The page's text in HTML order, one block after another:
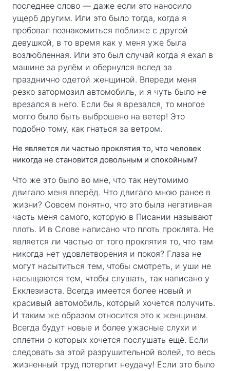
последнее слово — даже если это наносило
ущерб другим. Или это было тогда, когда я
пробовал познакомиться поближе с другой
девушкой, в то время как у меня уже была
возлюбленная. Или это был случай когда я ехал в
машине за рулём и обернулся вслед за
празднично одетой женщиной. Впереди меня
резко затормозил автомобиль, и я чуть было не
врезался в него. Если бы я врезался, то многое
могло было быть выброшено на ветер! Это
подобно тому, как гнаться за ветром.
Не является ли частью проклятия то, что человек
никогда не становится довольным и спокойным?
Что же это было во мне, что так неутомимо
двигало меня вперёд. Что двигало мною ранее в
жизни? Совсем понятно, что это была негативная
часть меня самого, которую в Писании называют
плоть. И в Слове написано что плоть проклята. Не
является ли частью от того проклятия то, что там
никогда нет удовлетворения и покоя? Глаза не
могут насытиться тем, чтобы смотреть, и уши не
насыщаются тем, чтобы слушать, так написано у
Екклезиаста. Всегда имеется более новый и
красивый автомобиль, который хочется получить.
И таким же образом относится это к женщинам.
Всегда будут новые и более ужасные слухи и
сплетни о которых хочется послушать ещё. Если
следовать за этой разрушительной волей, то весь
жизненный труд потерпит неудачу! Если это было